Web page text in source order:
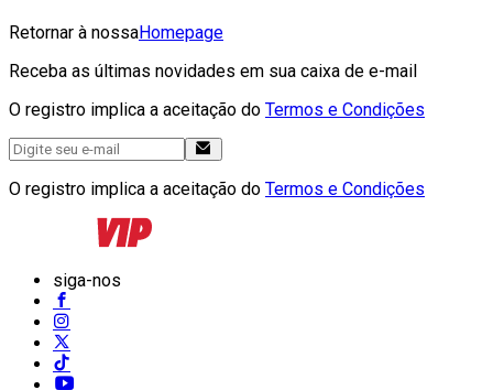
Retornar à nossaHomepage
Receba as últimas novidades em sua caixa de e-mail
O registro implica a aceitação do Termos e Condições
O registro implica a aceitação do Termos e Condições
siga-nos